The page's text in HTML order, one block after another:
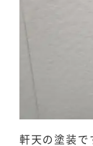
軒天の塗装で